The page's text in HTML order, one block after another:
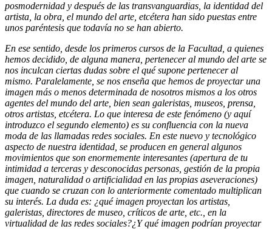
posmodernidad y después de las transvanguardias, la identidad del
artista, la obra, el mundo del arte, etcétera han sido puestas entre
unos paréntesis que todavía no se han abierto.
En ese sentido, desde los primeros cursos de la Facultad, a quienes
hemos decidido, de alguna manera, pertenecer al mundo del arte se
nos inculcan ciertas dudas sobre el qué supone pertenecer al
mismo. Paralelamente, se nos enseña que hemos de proyectar una
imagen más o menos determinada de nosotros mismos a los otros
agentes del mundo del arte, bien sean galeristas, museos, prensa,
otros artistas, etcétera. Lo que interesa de este fenómeno (y aquí
introduzco el segundo elemento) es su confluencia con la nueva
moda de las llamadas redes sociales. En este nuevo y tecnológico
aspecto de nuestra identidad, se producen en general algunos
movimientos que son enormemente interesantes (apertura de tu
intimidad a terceras y desconocidas personas, gestión de la propia
imagen, naturalidad o artificialidad en las propias aseveraciones)
que cuando se cruzan con lo anteriormente comentado multiplican
su interés. La duda es: ¿qué imagen proyectan los artistas,
galeristas, directores de museo, críticos de arte, etc., en la
virtualidad de las redes sociales?¿Y qué imagen podrían proyectar